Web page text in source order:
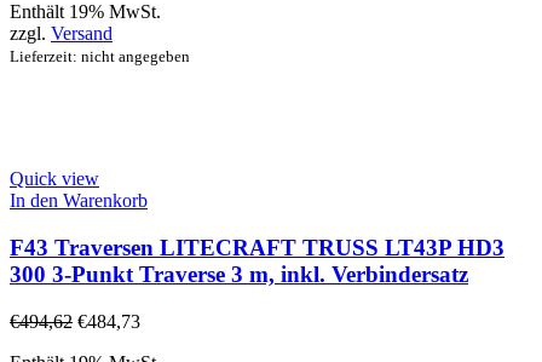
Enthält 19% MwSt.
zzgl. Versand
Lieferzeit: nicht angegeben
Quick view
In den Warenkorb
F43 Traversen LITECRAFT TRUSS LT43P HD3
300 3-Punkt Traverse 3 m, inkl. Verbindersatz
€494,62 €484,73